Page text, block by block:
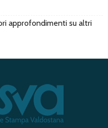
approfondimenti su altri